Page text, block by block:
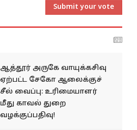
Submit your vote
ஆத்தூர் அருகே வாயுக்கசிவு
ஏற்பட்ட சேகோ ஆலைக்குச்
சீல் வைப்பு: உரிமையாளர்
மீது காவல் துறை
வழக்குப்பதிவு!